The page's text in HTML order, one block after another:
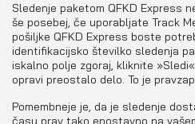
Sledenje paketom QFKD Express
še posebej, če uporabljate Track
pošiljke QFKD Express boste
identifikacijsko številko sledenja
iskalno polje zgoraj, kliknite
opravi preostalo delo. To je
Pomembneje je, da je sledenje
času prav tako enostavno na